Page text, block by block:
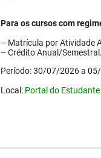
Para os cursos com
– Matrícula por Atividade
– Crédito Anual/Semestral.
Período: 30/07/2026 a
Local: Portal do